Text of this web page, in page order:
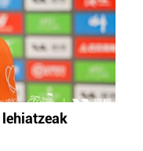
lehiatzeak